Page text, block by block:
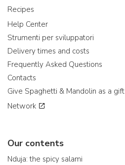
Recipes
Help Center
Strumenti per sviluppatori
Delivery times and costs
Frequently Asked Questions
Contacts
Give Spaghetti & Mandolin as a gift
Network
Our contents
Nduja: the spicy salami